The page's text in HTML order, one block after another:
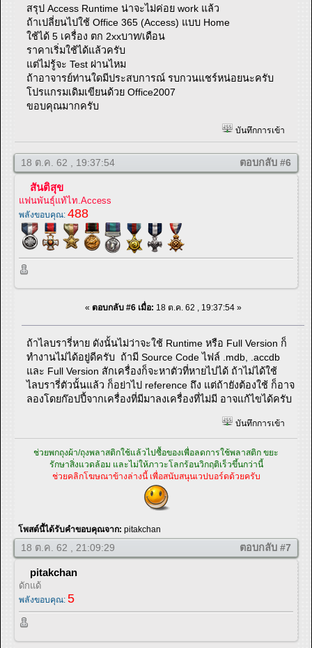
สรุป Access Runtime น่าจะไม่ค่อย work แล้ว
ถ้าเปลี่ยนไปใช้ Office 365 (Access) แบบ Home
ใช้ได้ 5 เครื่อง ตก 2xxบาท/เดือน
ราคาเริ่มใช้ได้แล้วครับ
แต่ไม่รู้จะ Test ผ่านไหม
ถ้าอาจารย์ท่านใดมีประสบการณ์ รบกวนแชร์หน่อยนะครับ
โปรแกรมเดิมเขียนด้วย Office2007
ขอบคุณมากครับ
บันทึกการเข้า
18 ต.ค. 62 , 19:37:54 ตอบกลับ #6
สันติสุข
แฟนพันธุ์แท้ไท.Access
พลังขอบคุณ: 488
« ตอบกลับ #6 เมื่อ: 18 ต.ค. 62 , 19:37:54 »
ถ้าไลบรารี่หาย ดังนั้นไม่ว่าจะใช้ Runtime หรือ Full Version ก็
ทำงานไม่ได้อยู่ดีครับ ถ้ามี Source Code ไฟล์ .mdb, .accdb
และ Full Version สักเครื่องก็จะหาตัวที่หายไปได้ ถ้าไม่ได้ใช้
ไลบรารี่ตัวนั้นแล้ว ก็อย่าไป reference ถึง แต่ถ้ายังต้องใช้ ก็อาจ
ลองโดยก๊อปปี้จากเครื่องที่มีมาลงเครื่องที่ไม่มี อาจแก้ไขได้ครับ
บันทึกการเข้า
ช่วยพกถุงผ้า/ถุงพลาสติกใช้แล้วไปซื้อของเพื่อลดการใช้พลาสติก ขยะ
รักษาสิ่งแวดล้อม และไม่ให้ภาวะโลกร้อนวิกฤติเร็วขึ้นกว่านี้
ช่วยคลิกโฆษณาข้างล่างนี้ เพื่อสนับสนุนเวปบอร์ดด้วยครับ
โพสต์นี้ได้รับคำขอบคุณจาก: pitakchan
18 ต.ค. 62 , 21:09:29 ตอบกลับ #7
pitakchan
ดักแด้
พลังขอบคุณ: 5